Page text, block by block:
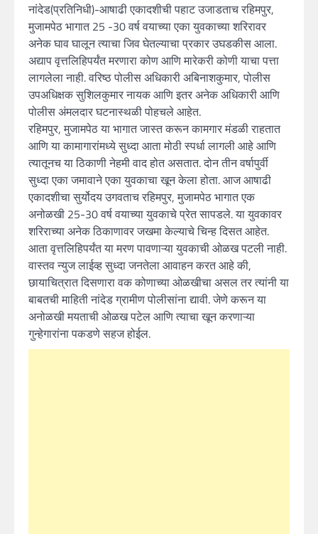
नांदेड(प्रतिनिधी)-आषाढी एकादशीची पहाट उजाडताच रहिमपुर,
मुजामपेठ भागात 25 -30 वर्ष वयाच्या एका युवकाच्या शरिरावर
अनेक घाव घालून त्याचा जिव घेतल्याचा प्रकार उघडकीस आला.
अद्याप वृत्तलिहिपर्यंत मरणारा कोण आणि मारेकरी कोणी याचा पत्ता
लागलेला नाही. वरिष्ठ पोलीस अधिकारी अबिनाशकुमार, पोलीस
उपअधिक्षक सुशिलकुमार नायक आणि इतर अनेक अधिकारी आणि
पोलीस अंमलदार घटनास्थळी पोहचले आहेत.
रहिमपुर, मुजामपेठ या भागात जास्त करून कामगार मंडळी राहतात
आणि या कामागारांमध्ये सुध्दा आता मोठी स्पर्धा लागली आहे आणि
त्यातूनच या ठिकाणी नेहमी वाद होत असतात. दोन तीन वर्षापुर्वी
सुध्दा एका जमावाने एका युवकाचा खून केला होता. आज आषाढी
एकादशीचा सुर्योदय उगवताच रहिमपुर, मुजामपेठ भागात एक
अनोळखी 25-30 वर्ष वयाच्या युवकाचे प्रेत सापडले. या युवकावर
शरिराच्या अनेक ठिकाणावर जखमा केल्याचे चिन्ह दिसत आहेत.
आता वृत्तलिहिपर्यंत या मरण पावणाऱ्या युवकाची ओळख पटली नाही.
वास्तव न्युज लाईव्ह सुध्दा जनतेला आवाहन करत आहे की,
छायाचित्रात दिसणारा वक कोणाच्या ओळखीचा असल तर त्यांनी या
बाबतची माहिती नांदेड ग्रामीण पोलीसांना द्यावी. जेणे करून या
अनोळखी मयताची ओळख पटेल आणि त्याचा खून करणाऱ्या
गुन्हेगारांना पकडणे सहज होईल.